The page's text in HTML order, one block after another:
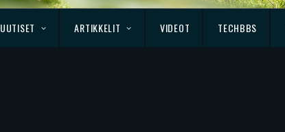
UUTISET ARTIKKELIT VIDEOT TECHBBS